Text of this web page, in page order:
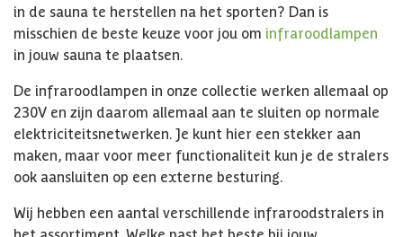
in de sauna te herstellen na het sporten? Dan is
misschien de beste keuze voor jou om infraroodlampen
in jouw sauna te plaatsen.
De infraroodlampen in onze collectie werken allemaal op
230V en zijn daarom allemaal aan te sluiten op normale
elektriciteitsnetwerken. Je kunt hier een stekker aan
maken, maar voor meer functionaliteit kun je de stralers
ook aansluiten op een externe besturing.
Wij hebben een aantal verschillende infraroodstralers in
het assortiment. Welke past het beste bij jouw